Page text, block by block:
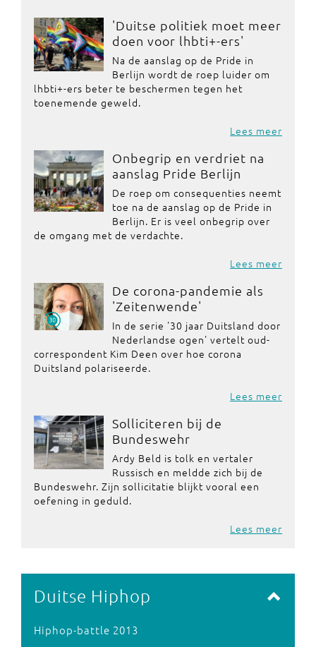
'Duitse politiek moet meer
doen voor lhbti+-ers'
Na de aanslag op de Pride in
Berlijn wordt de roep luider om
lhbti+-ers beter te beschermen tegen het
toenemende geweld.
Lees meer
Onbegrip en verdriet na
aanslag Pride Berlijn
De roep om consequenties neemt
toe na de aanslag op de Pride in
Berlijn. Er is veel onbegrip over
de omgang met de verdachte.
Lees meer
De corona-pandemie als
'Zeitenwende'
In de serie '30 jaar Duitsland door
Nederlandse ogen' vertelt oud-
correspondent Kim Deen over hoe corona
Duitsland polariseerde.
Lees meer
Solliciteren bij de
Bundeswehr
Ardy Beld is tolk en vertaler
Russisch en meldde zich bij de
Bundeswehr. Zijn sollicitatie blijkt vooral een
oefening in geduld.
Lees meer
Duitse Hiphop
Hiphop-battle 2013